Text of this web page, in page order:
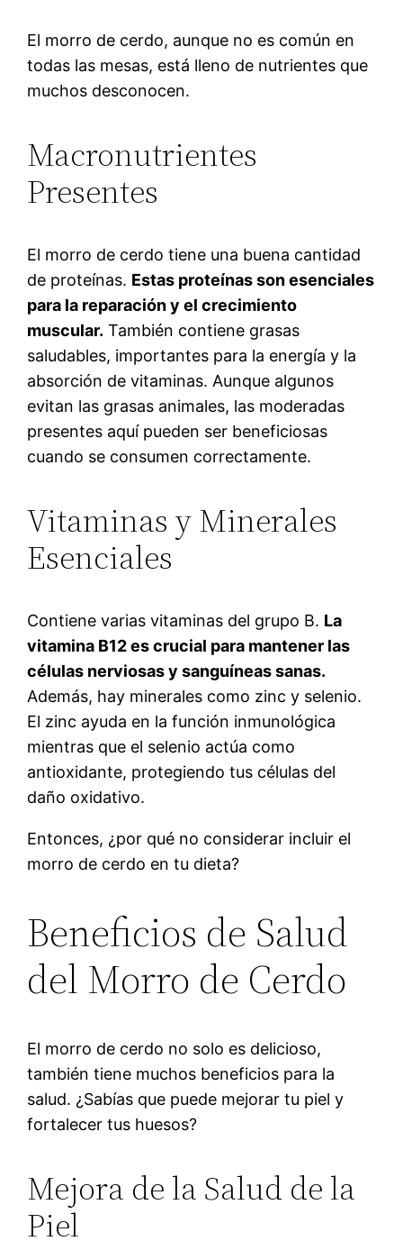
El morro de cerdo, aunque no es común en
todas las mesas, está lleno de nutrientes que
muchos desconocen.
Macronutrientes
Presentes
El morro de cerdo tiene una buena cantidad
de proteínas. Estas proteínas son esenciales
para la reparación y el crecimiento
muscular. También contiene grasas
saludables, importantes para la energía y la
absorción de vitaminas. Aunque algunos
evitan las grasas animales, las moderadas
presentes aquí pueden ser beneficiosas
cuando se consumen correctamente.
Vitaminas y Minerales
Esenciales
Contiene varias vitaminas del grupo B. La
vitamina B12 es crucial para mantener las
células nerviosas y sanguíneas sanas.
Además, hay minerales como zinc y selenio.
El zinc ayuda en la función inmunológica
mientras que el selenio actúa como
antioxidante, protegiendo tus células del
daño oxidativo.
Entonces, ¿por qué no considerar incluir el
morro de cerdo en tu dieta?
Beneficios de Salud
del Morro de Cerdo
El morro de cerdo no solo es delicioso,
también tiene muchos beneficios para la
salud. ¿Sabías que puede mejorar tu piel y
fortalecer tus huesos?
Mejora de la Salud de la
Piel